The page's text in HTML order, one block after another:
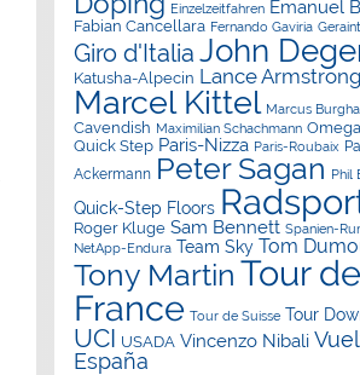
Einzelzeitfahren Emanuel
Fabian Cancellara Fernando Gaviria
Giro d'Italia John
Katusha-Alpecin Lance Armstrong
Marcel Kittel Marcus
Cavendish Maximilian Schachmann
Quick Step Paris-Nizza Paris-Roubaix
Ackermann Peter Sagan Phil
Quick-Step Floors
Roger Kluge Sam Bennett Spanien-
NetApp-Endura Team Sky Tom
Tony Martin Tour de
France Tour de Suisse Tour
UCI USADA Vincenzo Nibali
España